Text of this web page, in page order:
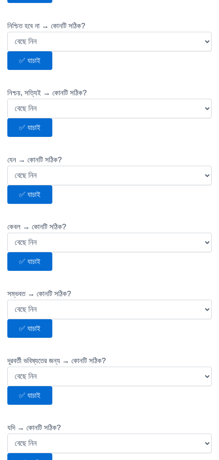
নিশ্চিত হবে না → কোনটি সঠিক?
✅ যাচাই
নিশ্চয়, সত্যিই → কোনটি সঠিক?
✅ যাচাই
যেন → কোনটি সঠিক?
✅ যাচাই
কেবল → কোনটি সঠিক?
✅ যাচাই
সম্ভবত → কোনটি সঠিক?
✅ যাচাই
দূরবর্তী ভবিষ্যতের জন্য → কোনটি সঠিক?
✅ যাচাই
যদি → কোনটি সঠিক?